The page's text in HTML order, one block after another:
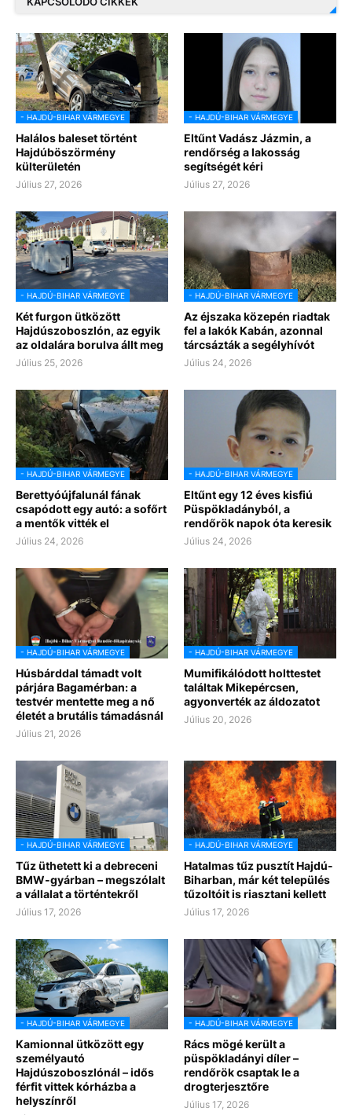
- HAJDÚ-BIHAR VÁRMEGYE
Halálos baleset történt
Hajdúböszörmény
külterületén
Július 27, 2026
- HAJDÚ-BIHAR VÁRMEGYE
Eltűnt Vadász Jázmin, a
rendőrség a lakosság
segítségét kéri
Július 27, 2026
- HAJDÚ-BIHAR VÁRMEGYE
Két furgon ütközött
Hajdúszoboszlón, az egyik
az oldalára borulva állt meg
Július 25, 2026
- HAJDÚ-BIHAR VÁRMEGYE
Az éjszaka közepén riadtak
fel a lakók Kabán, azonnal
tárcsázták a segélyhívót
Július 24, 2026
- HAJDÚ-BIHAR VÁRMEGYE
Berettyóújfalunál fának
csapódott egy autó: a sofőrt
a mentők vitték el
Július 24, 2026
- HAJDÚ-BIHAR VÁRMEGYE
Eltűnt egy 12 éves kisfiú
Püspökladányból, a
rendőrök napok óta keresik
Július 24, 2026
- HAJDÚ-BIHAR VÁRMEGYE
Húsbárddal támadt volt
párjára Bagamérban: a
testvér mentette meg a nő
életét a brutális támadásnál
Július 21, 2026
- HAJDÚ-BIHAR VÁRMEGYE
Mumifikálódott holttestet
találtak Mikepércsen,
agyonverték az áldozatot
Július 20, 2026
- HAJDÚ-BIHAR VÁRMEGYE
Tűz üthetett ki a debreceni
BMW-gyárban – megszólalt
a vállalat a történtekről
Július 17, 2026
- HAJDÚ-BIHAR VÁRMEGYE
Hatalmas tűz pusztít Hajdú-
Biharban, már két település
tűzoltóit is riasztani kellett
Július 17, 2026
- HAJDÚ-BIHAR VÁRMEGYE
Kamionnal ütközött egy
személyautó
Hajdúszoboszlónál – idős
férfit vittek kórházba a
helyszínről
- HAJDÚ-BIHAR VÁRMEGYE
Rács mögé került a
püspökladányi díler –
rendőrök csaptak le a
drogterjesztőre
Július 17, 2026